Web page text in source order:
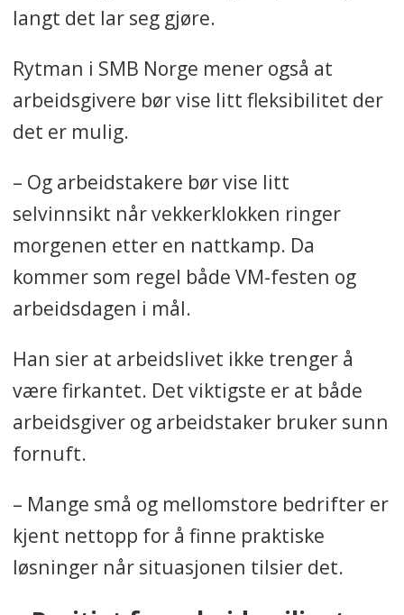
langt det lar seg gjøre.
Rytman i SMB Norge mener også at
arbeidsgivere bør vise litt fleksibilitet der
det er mulig.
– Og arbeidstakere bør vise litt
selvinnsikt når vekkerklokken ringer
morgenen etter en nattkamp. Da
kommer som regel både VM-festen og
arbeidsdagen i mål.
Han sier at arbeidslivet ikke trenger å
være firkantet. Det viktigste er at både
arbeidsgiver og arbeidstaker bruker sunn
fornuft.
– Mange små og mellomstore bedrifter er
kjent nettopp for å finne praktiske
løsninger når situasjonen tilsier det.